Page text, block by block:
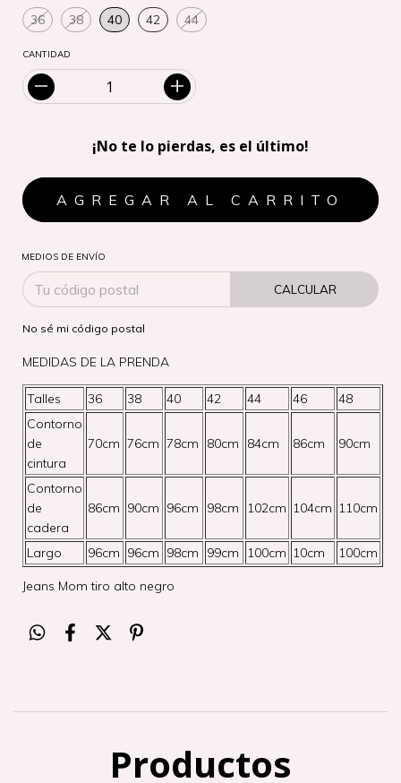
36 38 40 42 44
CANTIDAD
¡No te lo pierdas, es el último!
MEDIOS DE ENVÍO
CALCULAR
No sé mi código postal
MEDIDAS DE LA PRENDA
Talles 36 38 40 42 44 46
48
Contorno
de
cintura
70cm 76cm 78cm 80cm 84cm 86cm 90cm
Contorno
de
cadera
86cm 90cm 96cm 98cm 102cm 104cm 110cm
Largo 96cm 96cm 98cm 99cm 100cm 10cm 100cm
Jeans Mom tiro alto negro
Productos